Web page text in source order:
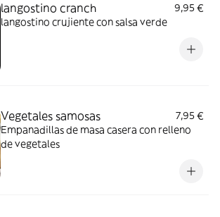
langostino cranch
9,95 €
langostino crujiente con salsa verde
Vegetales samosas
7,95 €
Empanadillas de masa casera con relleno
de vegetales